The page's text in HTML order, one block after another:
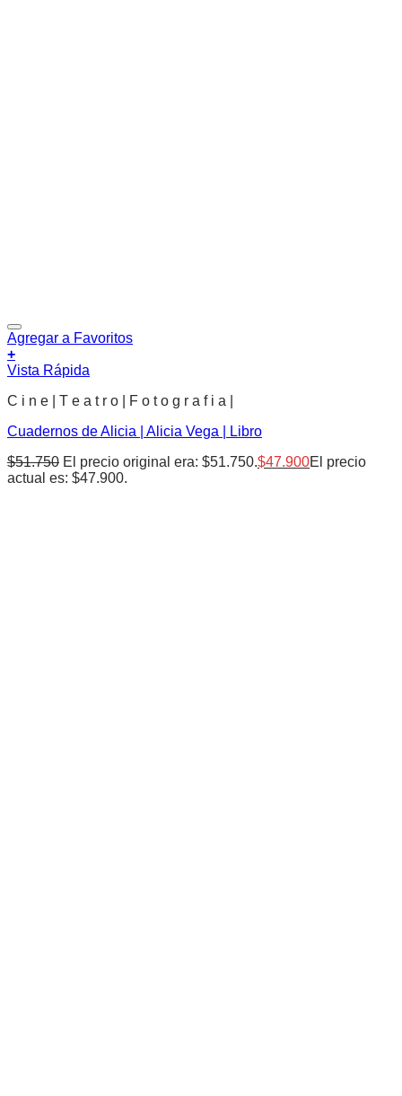
Agregar a Favoritos
+
Vista Rápida
C i n e | T e a t r o | F o t o g r a f i a |
Cuadernos de Alicia | Alicia Vega | Libro
$51.750 El precio original era: $51.750.$47.900El precio
actual es: $47.900.